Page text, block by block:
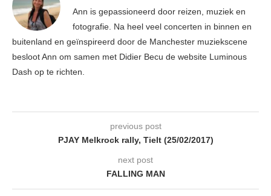
Ann is gepassioneerd door reizen, muziek en
fotografie. Na heel veel concerten in binnen en
buitenland en geïnspireerd door de Manchester muziekscene
besloot Ann om samen met Didier Becu de website Luminous
Dash op te richten.
previous post
PJAY Melkrock rally, Tielt (25/02/2017)
next post
FALLING MAN